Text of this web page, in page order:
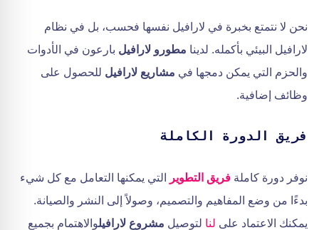
نحن لا نتمتع بخبرة في لارافيل نفسها فحسب، بل في نظام
لارافيل البيئي بأكمله. لدينا مطورو لارافيل بارعون في الأدوات
والحزم التي يمكن دمجها في مشاريع لارافيل للحصول على
وظائف إضافية.
فريق الدورة الكاملة
نوفر دورة كاملة فريق التطوير
التي يمكنها التعامل مع كل شيء
بدءًا من وضع المفاهيم والتصميم، وصولاً إلى النشر والصيانة.
يمكنك الاعتماد على لنا لتوصيل مشروع لارافيلوالاهتمام بجميع